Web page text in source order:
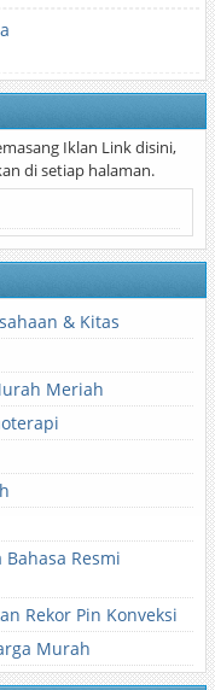
Iklan Link disini,
di setiap halaman.
& Kitas
Meriah
Resmi
Rekor Pin Konveksi
Murah